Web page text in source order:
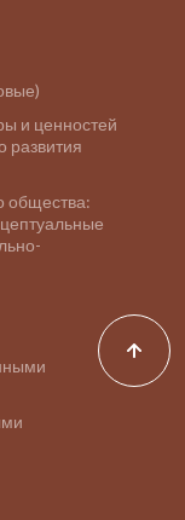
и ценностей
развития
общества: